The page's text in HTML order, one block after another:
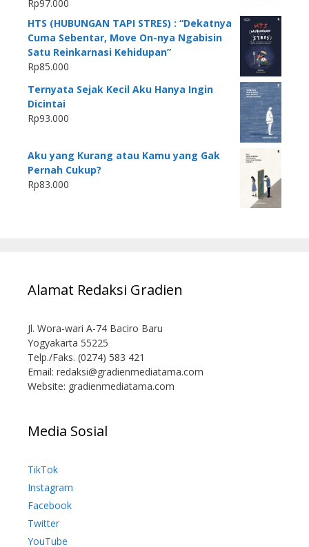
Rp97.000
HTS (HUBUNGAN TAPI STRES) : “Dekatnya
Cuma Sebentar, Move On-nya Ngabisin
Satu Reinkarnasi Kehidupan”
Rp85.000
Ternyata Sejak Kecil Aku Hanya Ingin
Dicintai
Rp93.000
Aku yang Kurang atau Kamu yang Gak
Pernah Cukup?
Rp83.000
Alamat Redaksi Gradien
Jl. Wora-wari A-74 Baciro Baru
Yogyakarta 55225
Telp./Faks. (0274) 583 421
Email: redaksi@gradienmediatama.com
Website: gradienmediatama.com
Media Sosial
TikTok
Instagram
Facebook
Twitter
YouTube